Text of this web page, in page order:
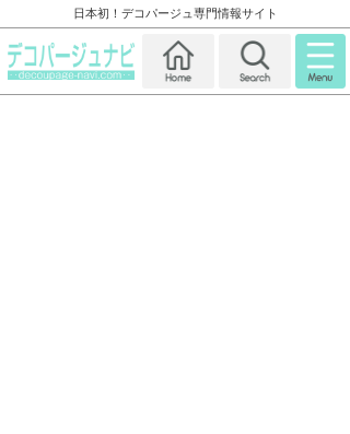
日本初！デコパージュ専門情報サイト